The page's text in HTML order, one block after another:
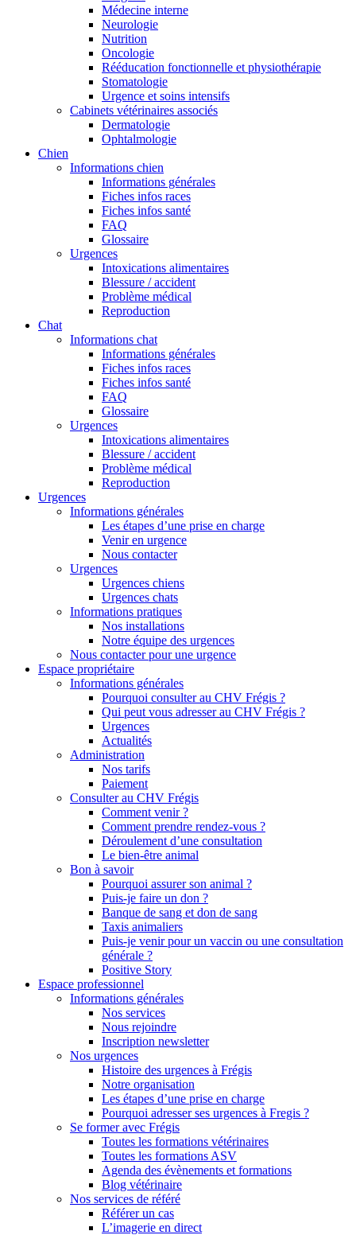
Médecine interne
Neurologie
Nutrition
Oncologie
Rééducation fonctionnelle et physiothérapie
Stomatologie
Urgence et soins intensifs
Cabinets vétérinaires associés
Dermatologie
Ophtalmologie
Chien
Informations chien
Informations générales
Fiches infos races
Fiches infos santé
FAQ
Glossaire
Urgences
Intoxications alimentaires
Blessure / accident
Problème médical
Reproduction
Chat
Informations chat
Informations générales
Fiches infos races
Fiches infos santé
FAQ
Glossaire
Urgences
Intoxications alimentaires
Blessure / accident
Problème médical
Reproduction
Urgences
Informations générales
Les étapes d’une prise en charge
Venir en urgence
Nous contacter
Urgences
Urgences chiens
Urgences chats
Informations pratiques
Nos installations
Notre équipe des urgences
Nous contacter pour une urgence
Espace propriétaire
Informations générales
Pourquoi consulter au CHV Frégis ?
Qui peut vous adresser au CHV Frégis ?
Urgences
Actualités
Administration
Nos tarifs
Paiement
Consulter au CHV Frégis
Comment venir ?
Comment prendre rendez-vous ?
Déroulement d’une consultation
Le bien-être animal
Bon à savoir
Pourquoi assurer son animal ?
Puis-je faire un don ?
Banque de sang et don de sang
Taxis animaliers
Puis-je venir pour un vaccin ou une consultation
générale ?
Positive Story
Espace professionnel
Informations générales
Nos services
Nous rejoindre
Inscription newsletter
Nos urgences
Histoire des urgences à Frégis
Notre organisation
Les étapes d’une prise en charge
Pourquoi adresser ses urgences à Fregis ?
Se former avec Frégis
Toutes les formations vétérinaires
Toutes les formations ASV
Agenda des évènements et formations
Blog vétérinaire
Nos services de référé
Référer un cas
L’imagerie en direct